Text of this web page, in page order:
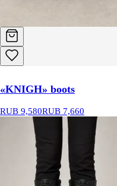
«KNIGH» boots
RUB 9,580RUB 7,660